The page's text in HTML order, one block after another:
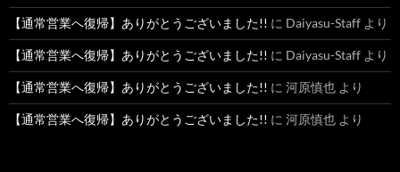
【通常営業へ復帰】ありがとうございました!! に Daiyasu-Staff より
【通常営業へ復帰】ありがとうございました!! に Daiyasu-Staff より
【通常営業へ復帰】ありがとうございました!! に 河原慎也 より
【通常営業へ復帰】ありがとうございました!! に 河原慎也 より